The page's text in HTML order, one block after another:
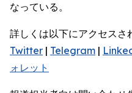
なっている。
詳しくは以下にアクセスさ
Twitter | Telegram |
ォレット